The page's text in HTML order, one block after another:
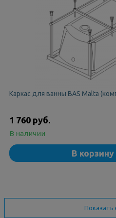
Каркас для ванны BAS Malta
1 760 руб.
В наличии
В корзину
Показать